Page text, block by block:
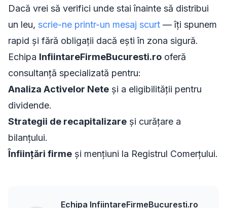
Dacă vrei să verifici unde stai înainte să distribui
un leu, scrie-ne printr-un mesaj scurt — îți spunem
rapid și fără obligații dacă ești în zona sigură.
Echipa InfiintareFirmeBucuresti.ro oferă
consultanță specializată pentru:
Analiza Activelor Nete și a eligibilității pentru
dividende.
Strategii de recapitalizare și curățare a
bilanțului.
Înființări firme și mențiuni la Registrul Comerțului.
Echipa InfiintareFirmeBucuresti.ro